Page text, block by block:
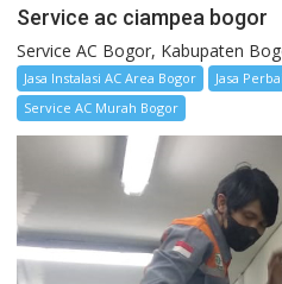
Service ac ciampea bogor
Service AC Bogor, Kabupaten
Jasa Instalasi AC Area Bogor
Jasa
Service AC Murah Bogor